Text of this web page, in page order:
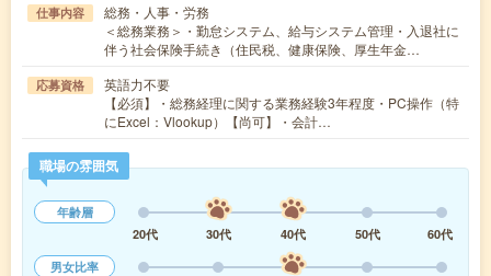
仕事内容
総務・人事・労務
＜総務業務＞・勤怠システム、給与システム管理・入退社に
伴う社会保険手続き（住民税、健康保険、厚生年金…
応募資格
英語力不要
【必須】・総務経理に関する業務経験3年程度・PC操作（特
にExcel：Vlookup）【尚可】・会計…
職場の雰囲気
年齢層
20代
30代 40代 50代
60代
男女比率